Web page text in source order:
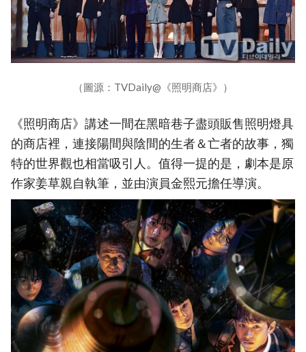
（圖源：TVDaily@《照明商店》）
《照明商店》講述一間在黑暗巷子盡頭販售照明燈具
的商店裡，連接陽間與陰間的生者＆亡者的故事，獨
特的世界觀也相當吸引人。值得一提的是，劇本是原
作家姜草親自執筆，並由演員金熙元擔任導演。